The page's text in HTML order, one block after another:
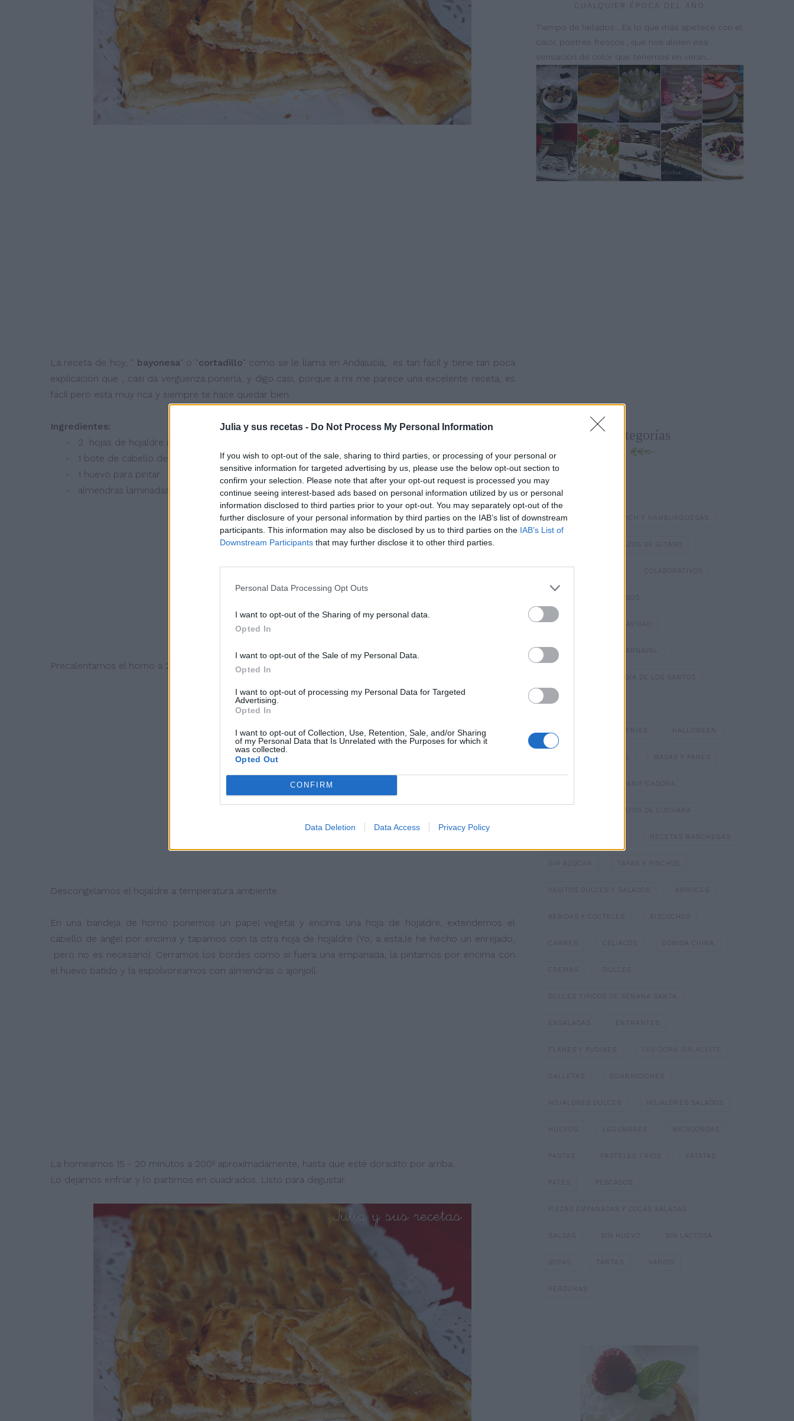
Julia y sus recetas - Do Not Process My Personal Information
If you wish to opt-out of the sale, sharing to third parties, or processing of your personal or
sensitive information for targeted advertising by us, please use the below opt-out section to
confirm your selection. Please note that after your opt-out request is processed you may
continue seeing interest-based ads based on personal information utilized by us or personal
information disclosed to third parties prior to your opt-out. You may separately opt-out of the
further disclosure of your personal information by third parties on the IAB’s list of downstream
participants. This information may also be disclosed by us to third parties on the IAB’s List of
Downstream Participants that may further disclose it to other third parties.
Personal Data Processing Opt Outs
I want to opt-out of the Sharing of my personal data.
Opted In
I want to opt-out of the Sale of my Personal Data.
Opted In
I want to opt-out of processing my Personal Data for Targeted
Advertising.
Opted In
I want to opt-out of Collection, Use, Retention, Sale, and/or Sharing
of my Personal Data that Is Unrelated with the Purposes for which it
was collected.
Opted Out
CONFIRM
Data Deletion Data Access Privacy Policy
La receta de hoy, " bayonesa" o "cortadillo" como se le llama en Andalucía, es tan fácil y tiene tan poca
explicación que , casi da vergüenza ponerla, y digo casi, porque a mi me parece una excelente receta, es
fácil pero está muy rica y siempre te hace quedar bien.
Ingredientes:
- 2 hojas de hojaldre (yo congelado)
- 1 bote de cabello de ángel
- 1 huevo para pintar
- almendras laminadas o ajonjolí para adornar (opcional) yo no lo he puesto.
Precalentamos el horno a 200º.
Descongelamos el hojaldre a temperatura ambiente.
En una bandeja de horno ponemos un papel vegetal y encima una hoja de hojaldre, extendemos el
cabello de ángel por encima y tapamos con la otra hoja de hojaldre (Yo, a ésta,le he hecho un enrejado,
pero no es necesario). Cerramos los bordes como si fuera una empanada, la pintamos por encima con
el huevo batido y la espolvoreamos con almendras o ajonjolí.
La horneamos 15 - 20 minutos a 200º aproximadamente, hasta que esté doradito por arriba..
Lo dejamos enfriar y lo partimos en cuadrados. Listo para degustar.
CUALQUIER ÉPOCA DEL AÑO
Tiempo de helados... Es lo que más apetece con el
calor, postres frescos , que nos alivien esa
sensación de color que tenemos en veran...
Categorías
BATIDOS Y ZUMOS
BOCADILLOS Y SÁNDWICH Y HAMBURGUESAS
BRAZOS DE GITANO
COLABORATIVOS
DULCES TÍPICOS DE NAVIDAD
DULCES TÍPICOS DE CARNAVAL
DULCES TÍPICOS DEL DÍA DE LOS SANTOS
ESPECIAL NAVIDAD
GAZPACHOS Y SOPAS FRIAS HALLOWEEN
MASAS Y PANES
PANIFICADORA
PLATOS DE CUCHARA
RECETAS MANCHEGAS
SIN AZÚCAR TAPAS Y PINCHOS
VASITOS DULCES Y SALADOS ARROCES
BEBIDAS Y CÓCTELES BIZCOCHOS
CARNES CELIACOS COMIDA CHINA
CREMAS
DULCES TIPICOS DE SEMANA SANTA
ENSALADAS ENTRANTES
FLANES Y PUDINES FREIDORA SIN ACEITE
GALLETAS GUARNICIONES
HOJALDRES DULCES HOJALDRES SALADOS
HUEVOS LEGUMBRES MICROONDAS
PASTAS PASTELES FRÍOS PATATAS
PATÉS PESCADOS
PIZZAS EMPANADAS Y COCAS SALADAS
SALSAS SIN HUEVO SIN LACTOSA
SOPAS TARTAS VARIOS
VERDURAS